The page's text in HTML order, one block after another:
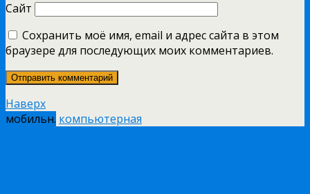
Сайт
Сохранить моё имя, email и адрес сайта в этом
браузере для последующих моих комментариев.
Наверх
мобильн. компьютерная